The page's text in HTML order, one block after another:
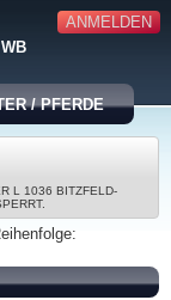
ANMELDEN
/ PFERDE
L 1036 BITZFELD-S